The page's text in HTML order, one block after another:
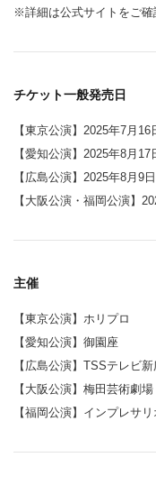
※詳細は公式サイトをご確
チケット一般発売日
【東京公演】2025年7月16
【愛知公演】2025年8月17
【広島公演】2025年8月9
【大阪公演・福岡公演】
主催
【東京公演】ホリプロ
【愛知公演】御園座
【広島公演】TSSテレビ新
【大阪公演】梅田芸術劇場
【福岡公演】インプレサ